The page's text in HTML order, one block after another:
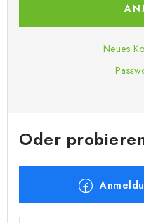
VERKAUFTE MARKEN
Meine Bestellung
Neues
Oder